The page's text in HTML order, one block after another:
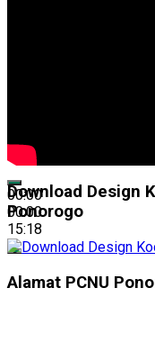
00:00
00:00
15:18
Download Design
Ponorogo
Alamat PCNU